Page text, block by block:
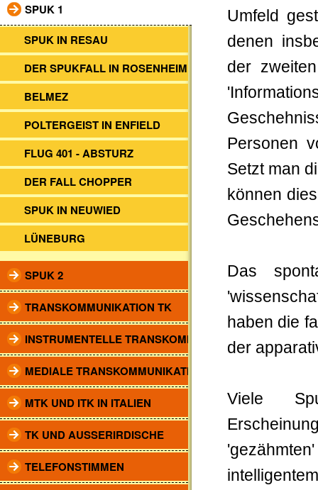
SPUK 1
SPUK IN RESAU
DER SPUKFALL IN ROSENHEIM
BELMEZ
POLTERGEIST IN ENFIELD
FLUG 401 - ABSTURZ
DER FALL CHOPPER
SPUK IN NEUWIED
LÜNEBURG
SPUK 2
TRANSKOMMUNIKATION TK
INSTRUMENTELLE TRANSKOMM.
MEDIALE TRANSKOMMUNIKATION
MTK UND ITK IN ITALIEN
TK UND AUSSERIRDISCHE
TELEFONSTIMMEN
Umfeld
denen
der
Personen
Setzt man
können
Das
haben die
der
Viele